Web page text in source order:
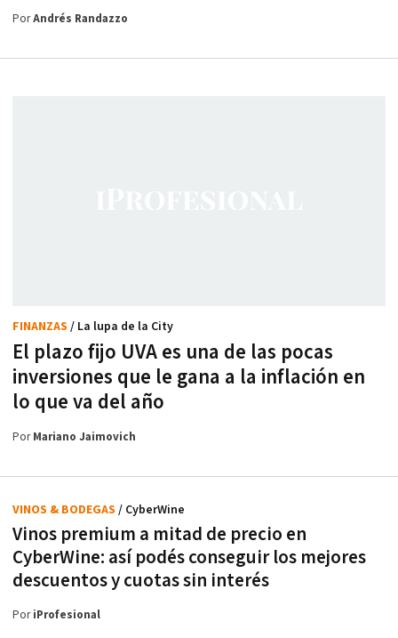
PorAndrés Randazzo
El plazo fijo UVA es una de las pocas
inversiones que le gana a la inflación en
lo que va del año
FINANZAS / La lupa de la City
PorMariano Jaimovich
Vinos premium a mitad de precio en
CyberWine: así podés conseguir los mejores
descuentos y cuotas sin interés
VINOS & BODEGAS / CyberWine
PoriProfesional